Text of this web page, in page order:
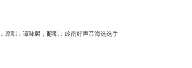
原唱：谭咏麟；翻唱：岭南好声音海选选手